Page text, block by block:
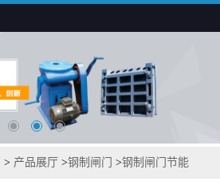
> 产品展厅 >钢制闸门 >钢制闸门节能